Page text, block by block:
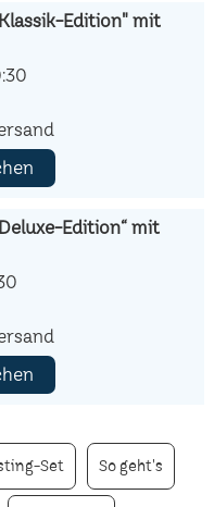
Edition" mit
Edition“ mit
Set So geht's